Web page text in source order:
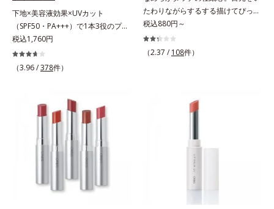
葉エキス、加水分解ヒアルロン酸、
異性化糖配合＝保湿成分【ご使用方
法】2層タイプなので、必ず容器を
よく振ってからお使いください。メ
イクの仕上げに、顔から20cm程度
シュが目安）ミストを塗布後、肌に
触れずに乾くまでそのままお待ちく
肌をいたわる保湿成分をたっぷり配
合しました。肌にやさしいだけでな
く、毛穴や凸凹、赤みをカバーし
て、自然な陶器肌を叶えます。*1
乾燥など*2 すべての人に皮膚刺激
下地×美容液効果×UVカット
（SPF50・PA+++）で1本3役のプラ
イマー。凹凸をつるんとなめらかに
(*1)整え、化粧ノリUPの高機能化粧
下地。“塗るたび高まる、素肌の美
る小ジワをカバーしてハリ肌に整え
る高機能化粧下地毛穴や小ジワの凹
ンケア発想の化粧下地です。保湿成
分が肌全層(*2)に働きかけて、肌の
うるおいをグンとアップ＆リッチな
クリームのようにぴたっと密着。乾
燥による小ジワを目立たなく(*1)
税込1,760円
（3.96 /378件）
たわりながらするする描けてぴった
り密着。するする描けてぴったり密
着。なめらかタッチの極細芯アイラ
イナーです。繊細な目のキワにも優
ラスできます。アイラインを描いた
後に、後ろに付いているチップでま
ぱっちりと際立つナチュラルな目元
く、美しい仕上がりを長時間キー
プ。目元ケア成分(*)で目元の負担も
軽減します。※中身を取り替えられ
るリフィルをご用意しています。*
税込880円～
（2.37 / 108件）